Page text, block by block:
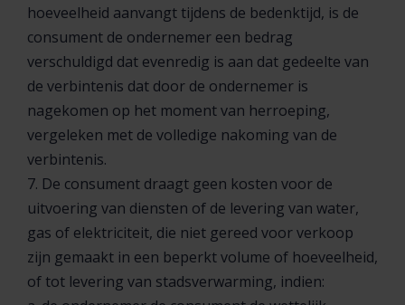
hoeveelheid aanvangt tijdens de bedenktijd, is de
consument de ondernemer een bedrag
verschuldigd dat evenredig is aan dat gedeelte van
de verbintenis dat door de ondernemer is
nagekomen op het moment van herroeping,
vergeleken met de volledige nakoming van de
verbintenis.
7. De consument draagt geen kosten voor de
uitvoering van diensten of de levering van water,
gas of elektriciteit, die niet gereed voor verkoop
zijn gemaakt in een beperkt volume of hoeveelheid,
of tot levering van stadsverwarming, indien: